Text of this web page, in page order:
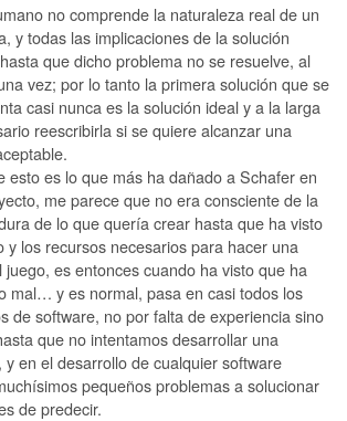
no comprende la naturaleza real de un
y todas las implicaciones de la solución
que dicho problema no se resuelve, al
vez; por lo tanto la primera solución que se
casi nunca es la solución ideal y a la larga
reescribirla si se quiere alcanzar una
esto es lo que más ha dañado a Schafer en
me parece que no era consciente de la
de lo que quería crear hasta que ha visto
y los recursos necesarios para hacer una
juego, es entonces cuando ha visto que ha
mal… y es normal, pasa en casi todos los
de software, no por falta de experiencia sino
que no intentamos desarrollar una
y en el desarrollo de cualquier software
pequeños problemas a solucionar
de predecir.